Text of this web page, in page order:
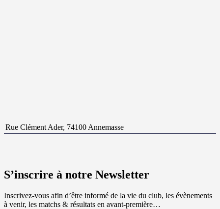
Rue Clément Ader, 74100 Annemasse
S’inscrire à notre Newsletter
Inscrivez-vous afin d’être informé de la vie du club, les évènements
à venir, les matchs & résultats en avant-première…